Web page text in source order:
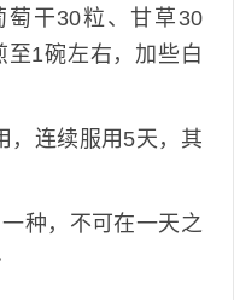
萄干30粒、甘草30
1碗左右，加些白
，连续服用5天，其
种，不可在一天之